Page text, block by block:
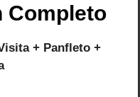
Completo
+ Panfleto +